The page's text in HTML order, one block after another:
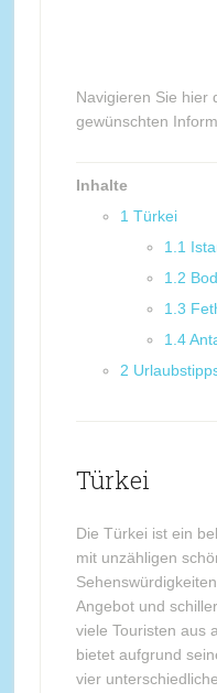
Navigieren Sie hier
gewünschten
Inhalte
1 Türkei
1.1
1.2
1.3
1.4
2
Türkei
Die Türkei ist ein
mit unzähligen
Angebot und
viele Touristen aus
bietet aufgrund
vier